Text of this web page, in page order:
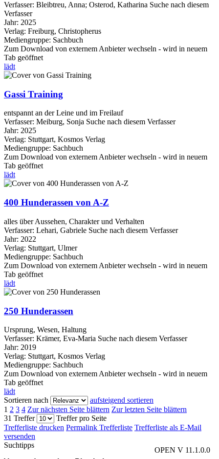
Verfasser: Bleibtreu, Anna; Osterod, Katharina Suche nach diesem
Verfasser
Jahr: 2025
Verlag: Freiburg, Christopherus
Mediengruppe: Sachbuch
Zum Download von externem Anbieter wechseln - wird in neuem
Tab geöffnet
lädt
Gassi Training
entspannt an der Leine und im Freilauf
Verfasser: Meiburg, Sonja Suche nach diesem Verfasser
Jahr: 2025
Verlag: Stuttgart, Kosmos Verlag
Mediengruppe: Sachbuch
Zum Download von externem Anbieter wechseln - wird in neuem
Tab geöffnet
lädt
400 Hunderassen von A-Z
alles über Aussehen, Charakter und Verhalten
Verfasser: Lehari, Gabriele Suche nach diesem Verfasser
Jahr: 2022
Verlag: Stuttgart, Ulmer
Mediengruppe: Sachbuch
Zum Download von externem Anbieter wechseln - wird in neuem
Tab geöffnet
lädt
250 Hunderassen
Ursprung, Wesen, Haltung
Verfasser: Krämer, Eva-Maria Suche nach diesem Verfasser
Jahr: 2019
Verlag: Stuttgart, Kosmos Verlag
Mediengruppe: Sachbuch
Zum Download von externem Anbieter wechseln - wird in neuem
Tab geöffnet
lädt
Sortieren nach
aufsteigend sortieren
1 2 3 4 Zur nächsten Seite blättern Zur letzten Seite blättern
31 Treffer
Treffer pro Seite
Trefferliste drucken Permalink Trefferliste Trefferliste als E-Mail
versenden
OPEN V 11.1.0.0
Suchtipps